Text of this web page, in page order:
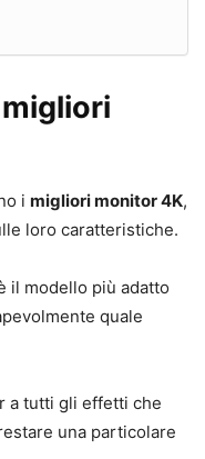
i migliori monitor 4K,
loro caratteristiche.
il modello più adatto
quale
a tutti gli effetti che
una particolare